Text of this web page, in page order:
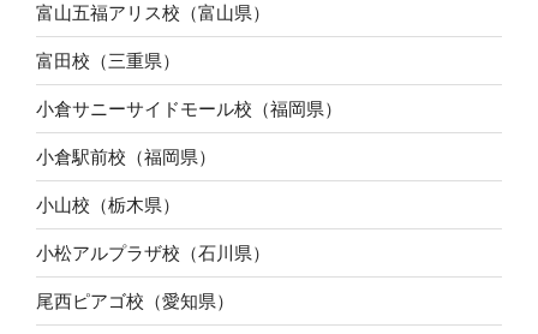
富山五福アリス校（富山県）
富田校（三重県）
小倉サニーサイドモール校（福岡県）
小倉駅前校（福岡県）
小山校（栃木県）
小松アルプラザ校（石川県）
尾西ピアゴ校（愛知県）